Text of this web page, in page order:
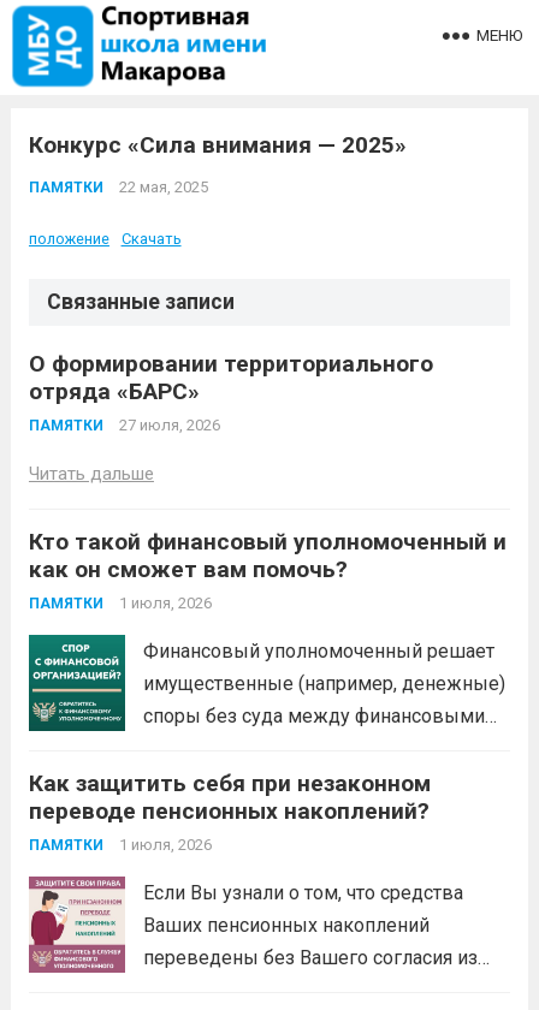
МЕНЮ
Конкурс «Сила внимания — 2025»
ПАМЯТКИ 22 мая, 2025
положение Скачать
Связанные записи
О формировании территориального
отряда «БАРС»
ПАМЯТКИ 27 июля, 2026
Читать дальше
Кто такой финансовый уполномоченный и
как он сможет вам помочь?
ПАМЯТКИ 1 июля, 2026
Финансовый уполномоченный решает
имущественные (например, денежные)
споры без суда между финансовыми
физическими лицами. Это
обязательный порядок решения споров
по закону. Не нужно терять время и
процедура бесплатная: от приема...
Как защитить себя при незаконном
переводе пенсионных накоплений?
ПАМЯТКИ 1 июля, 2026
Если Вы узнали о том, что средства
Ваших пенсионных накоплений
переведены без Вашего согласия из